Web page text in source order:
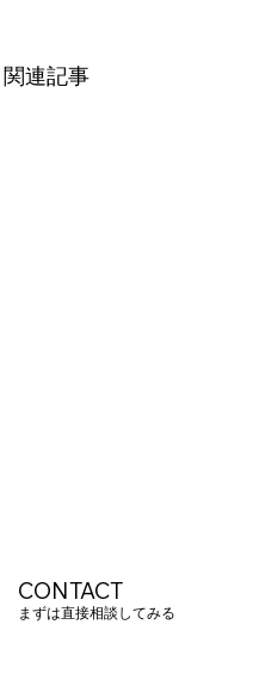
関連記事
CONTACT
まずは直接相談してみる